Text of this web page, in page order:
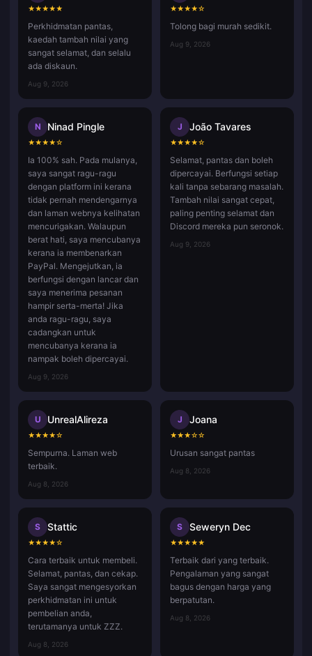
★★★★★
Perkhidmatan pantas,
kaedah tambah nilai yang
sangat selamat, dan selalu
ada diskaun.
Aug 9, 2026
★★★★☆
Tolong bagi murah sedikit.
Aug 9, 2026
N Ninad Pingle
★★★★☆
Ia 100% sah. Pada mulanya,
saya sangat ragu-ragu
dengan platform ini kerana
tidak pernah mendengarnya
dan laman webnya kelihatan
mencurigakan. Walaupun
berat hati, saya mencubanya
kerana ia membenarkan
PayPal. Mengejutkan, ia
berfungsi dengan lancar dan
saya menerima pesanan
hampir serta-merta! Jika
anda ragu-ragu, saya
cadangkan untuk
mencubanya kerana ia
nampak boleh dipercayai.
Aug 9, 2026
J João Tavares
★★★★☆
Selamat, pantas dan boleh
dipercayai. Berfungsi setiap
kali tanpa sebarang masalah.
Tambah nilai sangat cepat,
paling penting selamat dan
Discord mereka pun seronok.
Aug 9, 2026
U UnrealAlireza
★★★★☆
Sempurna. Laman web
terbaik.
Aug 8, 2026
J Joana
★★★☆☆
Urusan sangat pantas
Aug 8, 2026
S Stattic
★★★★☆
Cara terbaik untuk membeli.
Selamat, pantas, dan cekap.
Saya sangat mengesyorkan
perkhidmatan ini untuk
pembelian anda,
terutamanya untuk ZZZ.
Aug 8, 2026
S Seweryn Dec
★★★★★
Terbaik dari yang terbaik.
Pengalaman yang sangat
bagus dengan harga yang
berpatutan.
Aug 8, 2026